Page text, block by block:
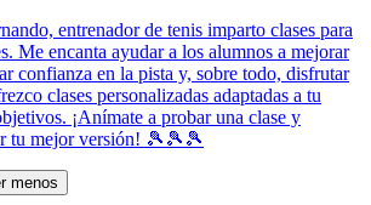
entrenador de tenis imparto clases para
Me encanta ayudar a los alumnos a mejorar
confianza en la pista y, sobre todo, disfrutar
clases personalizadas adaptadas a tu
¡Anímate a probar una clase y
tu mejor versión! 🎾🎾🎾
menos